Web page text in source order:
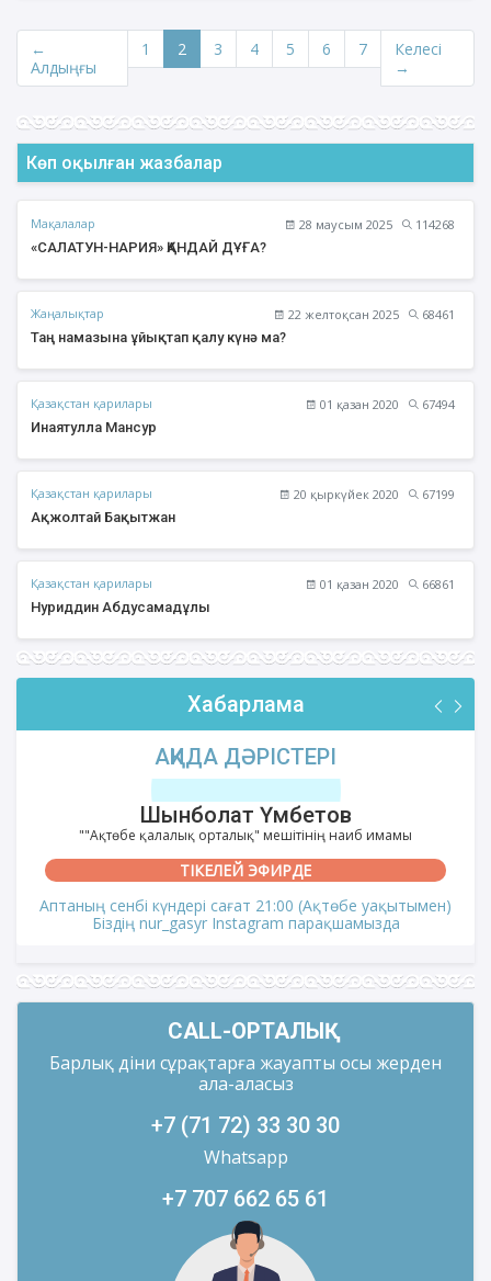
←
Алдыңғы
1 2 3 4 5 6 7
Келесі
→
Көп оқылған жазбалар
Мақалалар 28 маусым 2025
114268
«САЛАТУН-НАРИЯ» ҚАНДАЙ ДҰҒА?
Жаңалықтар 22 желтоқсан 2025
68461
Таң намазына ұйықтап қалу күнә ма?
Қазақстан қарилары 01 қазан 2020
67494
Инаятулла Мансур
Қазақстан қарилары 20 қыркүйек 2020
67199
Ақжолтай Бақытжан
Қазақстан қарилары 01 қазан 2020
66861
Нуриддин Абдусамадұлы
Хабарлама
АҚИДА ДӘРІСТЕРІ
Шынболат Үмбетов
""Ақтөбе қалалық орталық" мешітінің наиб имамы
ТІКЕЛЕЙ ЭФИРДЕ
Аптаның сенбі күндері сағат 21:00 (Ақтөбе уақытымен)
Біздің nur_gasyr Instagram парақшамызда
CALL-ОРТАЛЫҚ
Барлық діни сұрақтарға жауапты осы жерден
ала-аласыз
+7 (71 72) 33 30 30
Whatsapp
+7 707 662 65 61